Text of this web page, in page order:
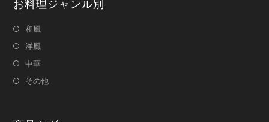
お料理ジャンル別
和風
洋風
中華
その他